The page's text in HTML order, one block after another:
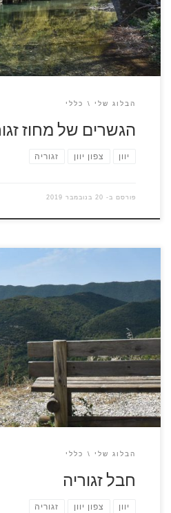
הפזורים באיזור, חלק מהשבילים
וחלקם קצת יותר רחבים למעבר […]
הבלוג שלי כללי
הגשרים של מחוז
יוון צפון יוון זגוריה
פורסם ב- 20 בנובמבר 2019
חבל זגוריה הוא אולי המקום הכי
45 כפרים קטנים, מאכלסים כמה
ייחודי ומעניין של חבל הארץ הזה.
כ1000 קמ"ר, נמצא באיזור הצפון
באלבניה, איזור הררי ביותר, מושלג
עם נחלים שזורמים בהם […]
הבלוג שלי כללי
חבל זגוריה
יוון צפון יוון זגוריה